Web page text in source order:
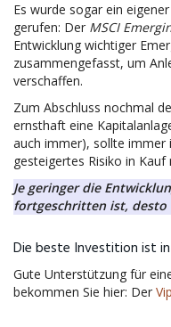
Es wurde sogar ein
gerufen: Der MSCI
Entwicklung wichtiger
zusammengefasst, um
verschaffen.
Zum Abschluss nochmal
ernsthaft eine
auch immer), sollte immer
gesteigertes Risiko in Kauf
Je geringer die
fortgeschritten ist, desto
Die beste Investition ist
Gute Unterstützung für
bekommen Sie hier: Der